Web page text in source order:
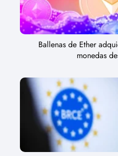
Ballenas de Ether
monedas